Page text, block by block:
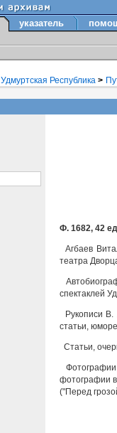
указатель
Удмуртская Республика >
Ф. 1682, 42
Агбаев
театра
спектаклей
Рукописи
статьи,
Статьи,
фотографии
("Перед